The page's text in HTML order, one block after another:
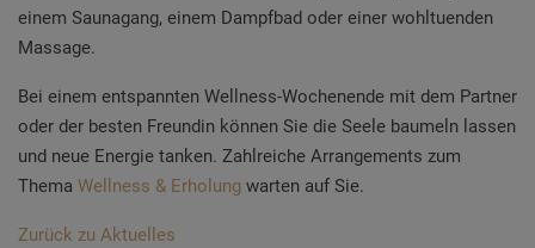
einem Saunagang, einem Dampfbad oder einer wohltuenden
Massage.
Bei einem entspannten Wellness-Wochenende mit dem Partner
oder der besten Freundin können Sie die Seele baumeln lassen
und neue Energie tanken. Zahlreiche Arrangements zum
Thema Wellness & Erholung warten auf Sie.
Zurück zu Aktuelles